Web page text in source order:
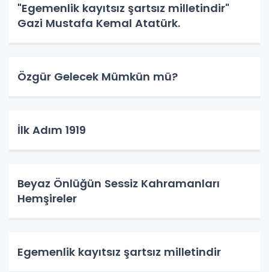
"Egemenlik kayıtsız şartsız milletindir"
Gazi Mustafa Kemal Atatürk.
Özgür Gelecek Mümkün mü?
İlk Adım 1919
Beyaz Önlüğün Sessiz Kahramanları
Hemşireler
Egemenlik kayıtsız şartsız milletindir